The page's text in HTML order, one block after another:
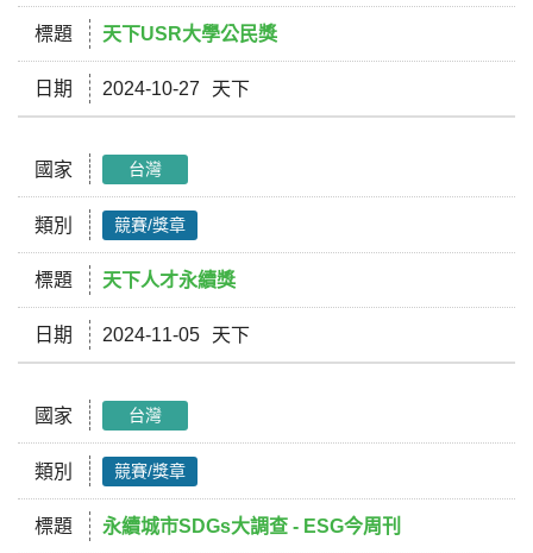
標題 天下USR大學公民獎
日期 2024-10-27 天下
國家 台灣
類別 競賽/獎章
標題 天下人才永續獎
日期 2024-11-05 天下
國家 台灣
類別 競賽/獎章
標題 永續城市SDGs大調查 - ESG今周刊